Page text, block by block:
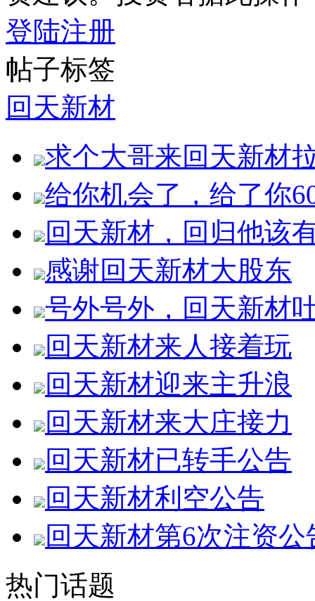
登陆注册
帖子标签
回天新材
求个大哥来回天新材
给你机会了，给了你
回天新材，回归他该
感谢回天新材大股东
号外号外，回天新材
回天新材来人接着玩
回天新材迎来主升浪
回天新材来大庄接力
回天新材已转手公告
回天新材利空公告
回天新材第6次注资公
热门话题